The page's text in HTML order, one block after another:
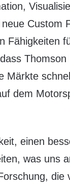
Custom
Fähigkeiten
Thomson
Märkte
dem
einen
was uns
die